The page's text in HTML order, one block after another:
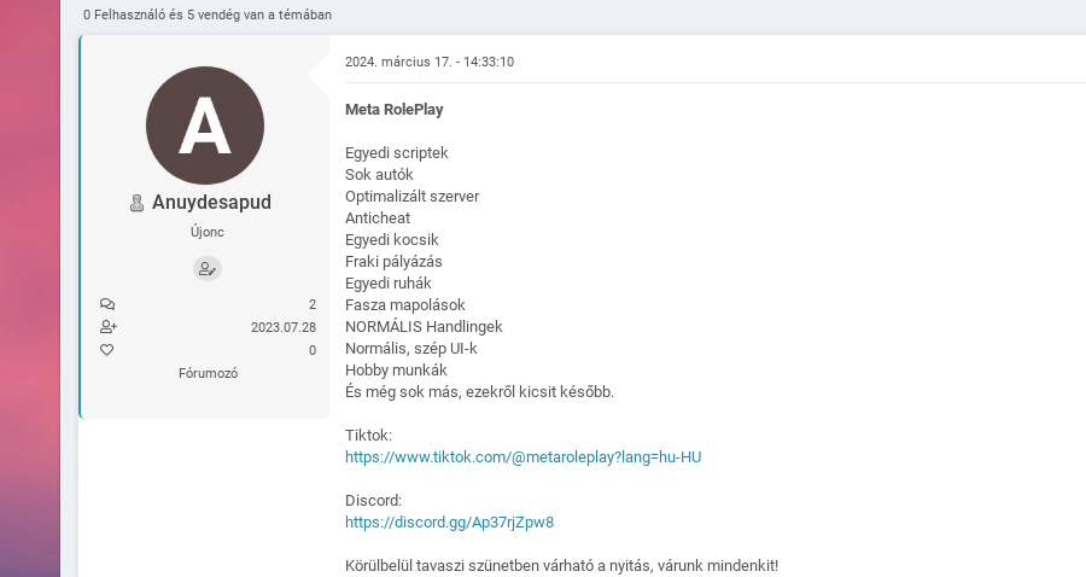
0 Felhasználó és 5 vendég van a témában
Anuydesapud
Újonc
2
2023.07.28
0
Fórumozó
2024. március 17. - 14:33:10
Meta RolePlay
Egyedi scriptek
Sok autók
Optimalizált szerver
Anticheat
Egyedi kocsik
Fraki pályázás
Egyedi ruhák
Fasza mapolások
NORMÁLIS Handlingek
Normális, szép UI-k
Hobby munkák
És még sok más, ezekről kicsit később.
Tiktok:
https://www.tiktok.com/@metaroleplay?lang=hu-HU
Discord:
https://discord.gg/Ap37rjZpw8
Körülbelül tavaszi szünetben várható a nyitás, várunk mindenkit!